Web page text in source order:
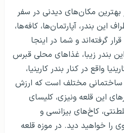
بهترین مکان‌های دیدنی در سفر
بندر، آپارتمان‌ها، کافه‌ها،
گرفته‌اند و شما در اینجا
این بندر زیبا، غذاهای محلی قبرس
واقع در کنار بندر کارینیا،
ساختمانی مختلف است که ارزش
این قلعه ونیزی، کلیسای
کاخ‌های بیزانسی و
را خواهید دید. در موزه قلعه